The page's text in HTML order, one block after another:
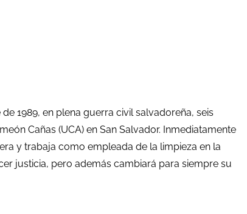
1989, en plena guerra civil salvadoreña, seis
Cañas (UCA) en San Salvador. Inmediatamente
y trabaja como empleada de la limpieza en la
justicia, pero además cambiará para siempre su